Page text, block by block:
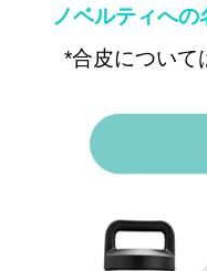
ノベルティへ
*合皮について